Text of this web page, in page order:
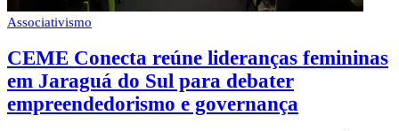
Associativismo
CEME Conecta reúne lideranças femininas
em Jaraguá do Sul para debater
empreendedorismo e governança